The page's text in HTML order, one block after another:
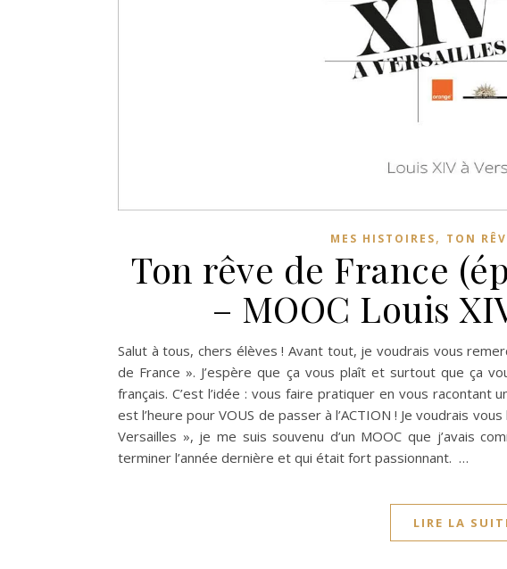
MES HISTOIRES, TON
Ton rêve de France
– MOOC Louis
Salut à tous, chers élèves ! Avant tout, je voudrais vous
de France ». J’espère que ça vous plaît et surtout que ça
français. C’est l’idée : vous faire pratiquer en vous
est l’heure pour VOUS de passer à l’ACTION ! Je voudrais
Versailles », je me suis souvenu d’un MOOC que j’avais
terminer l’année dernière et qui était fort passionnant. …
LIRE LA